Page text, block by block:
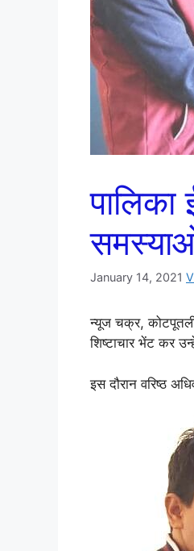
पालिका
January 14, 2021
न्यूज चक्र,
शिष्टाचार भेंट कर
इस दौरान वरिष्ठ